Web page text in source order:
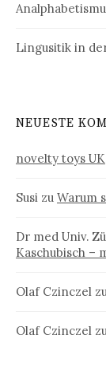
Lingusitik in
NEUESTE
novelty toys UK
Susi zu Warum
Dr med Univ.
Kaschubisch –
Olaf Czinczel
Olaf Czinczel